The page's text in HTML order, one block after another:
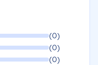
(0)
(0)
(0)